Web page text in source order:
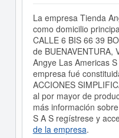
La empresa Tienda
como domicilio
CALLE 6 BIS 66 39
de BUENAVENTURA,
Angye Las Americas
empresa fué
ACCIONES
al por mayor de
más información
S A S regístrese y
de la empresa.